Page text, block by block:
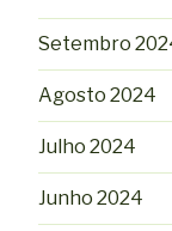
Setembro
Agosto 2024
Julho 2024
Junho 2024